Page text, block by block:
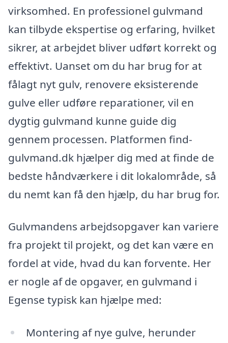
virksomhed. En professionel gulvmand
kan tilbyde ekspertise og erfaring, hvilket
sikrer, at arbejdet bliver udført korrekt og
effektivt. Uanset om du har brug for at
fålagt nyt gulv, renovere eksisterende
gulve eller udføre reparationer, vil en
dygtig gulvmand kunne guide dig
gennem processen. Platformen find-
gulvmand.dk hjælper dig med at finde de
bedste håndværkere i dit lokalområde, så
du nemt kan få den hjælp, du har brug for.
Gulvmandens arbejdsopgaver kan variere
fra projekt til projekt, og det kan være en
fordel at vide, hvad du kan forvente. Her
er nogle af de opgaver, en gulvmand i
Egense typisk kan hjælpe med:
Montering af nye gulve, herunder